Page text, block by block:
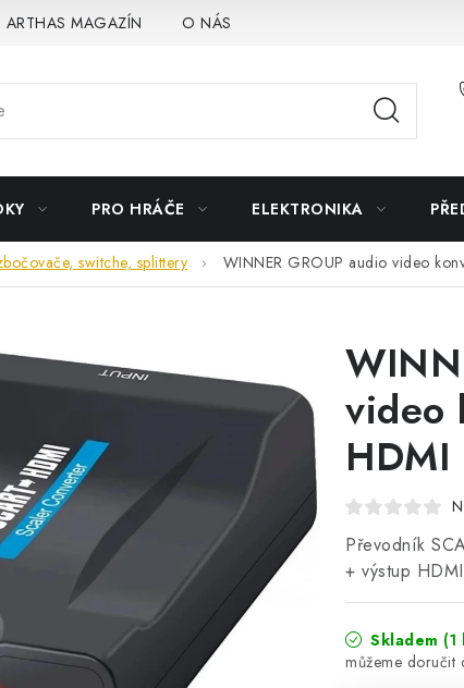
ARTHAS MAGAZÍN O NÁS
PRO HRÁČE ELEKTRONIKA
switche, splittery WINNER GROUP audio video
video
HDMI
Převodník
+ výstup
Skladem (1